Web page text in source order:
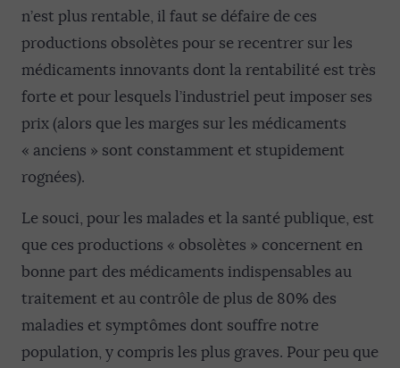
n’est plus rentable, il faut se défaire de ces
productions obsolètes pour se recentrer sur les
médicaments innovants dont la rentabilité est très
forte et pour lesquels l’industriel peut imposer ses
prix (alors que les marges sur les médicaments
« anciens » sont constamment et stupidement
rognées).
Le souci, pour les malades et la santé publique, est
que ces productions « obsolètes » concernent en
bonne part des médicaments indispensables au
traitement et au contrôle de plus de 80% des
maladies et symptômes dont souffre notre
population, y compris les plus graves. Pour peu que